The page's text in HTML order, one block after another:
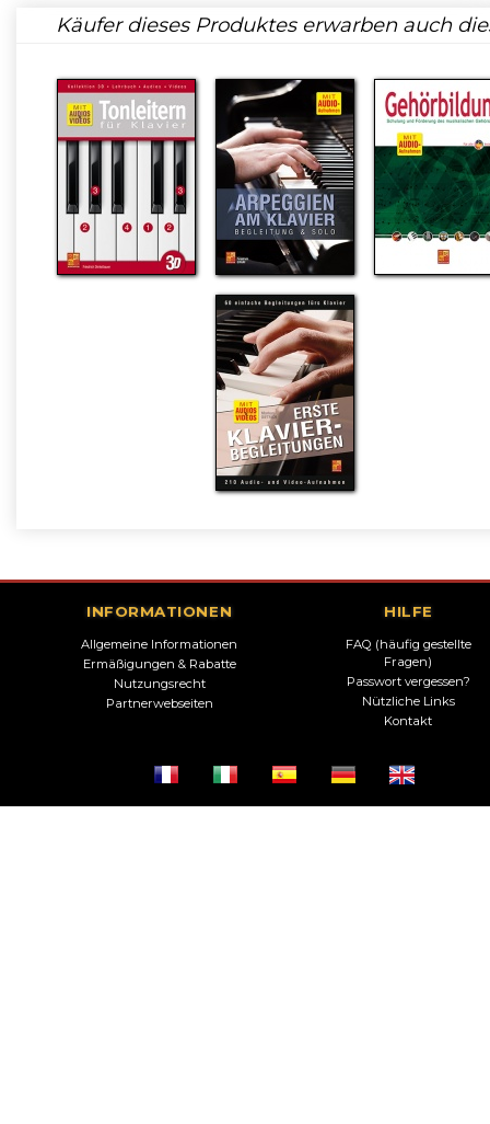
Käufer dieses Produktes erwarben auch
INFORMATIONEN
Allgemeine Informationen
Ermäßigungen & Rabatte
Nutzungsrecht
Partnerwebseiten
HILFE
FAQ (häufig gestellte
Fragen)
Passwort vergessen?
Nützliche Links
Kontakt